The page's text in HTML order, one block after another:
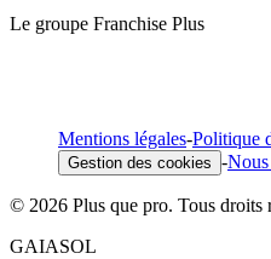
Le groupe Franchise Plus
Mentions légales-Politique
Gestion des cookies -
© 2026 Plus que pro. Tous droits
GAIASOL